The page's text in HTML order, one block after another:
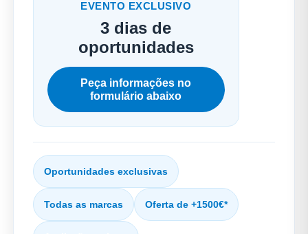
EVENTO EXCLUSIVO
3 dias de
oportunidades
Peça informações no
formulário abaixo
Oportunidades exclusivas
Todas as marcas Oferta de +1500€*